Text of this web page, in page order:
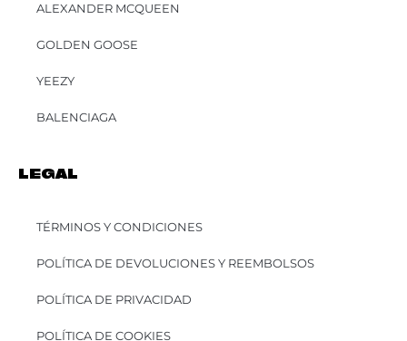
ALEXANDER MCQUEEN
GOLDEN GOOSE
YEEZY
BALENCIAGA
LEGAL
TÉRMINOS Y CONDICIONES
POLÍTICA DE DEVOLUCIONES Y REEMBOLSOS
POLÍTICA DE PRIVACIDAD
POLÍTICA DE COOKIES